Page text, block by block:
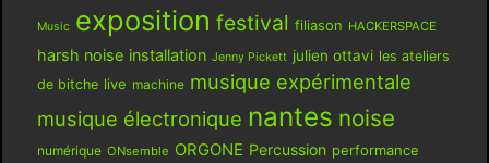
Music exposition festival filiason HACKERSPACE
harsh noise installation Jenny Pickett julien ottavi les ateliers
de bitche live machine musique expérimentale
musique électronique nantes noise
numérique ONsemble ORGONE Percussion performance